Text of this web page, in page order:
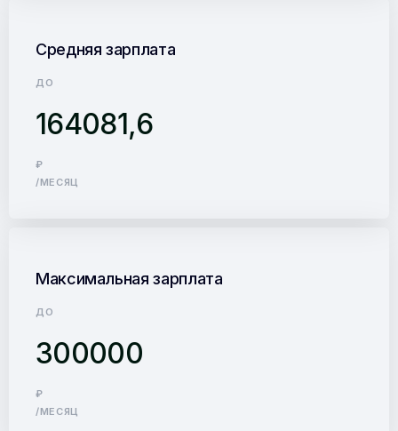
Средняя зарплата
ДО
164081,6
₽
/МЕСЯЦ
Максимальная зарплата
ДО
300000
₽
/МЕСЯЦ